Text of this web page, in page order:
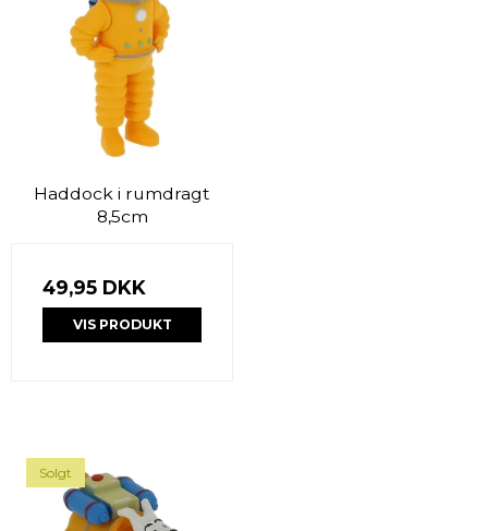
Haddock i rumdragt
8,5cm
49,95 DKK
VIS PRODUKT
Solgt